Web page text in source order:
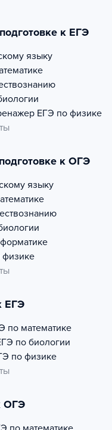
к ЕГЭ
языку
ЕГЭ по физике
к ОГЭ
языку
ЕГЭ
по математике
по биологии
по физике
ОГЭ